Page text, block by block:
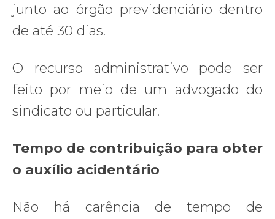
junto ao órgão previdenciário dentro
de até 30 dias.
O recurso administrativo pode ser
feito por meio de um advogado do
sindicato ou particular.
Tempo de contribuição para obter
o auxílio acidentário
Não há carência de tempo de